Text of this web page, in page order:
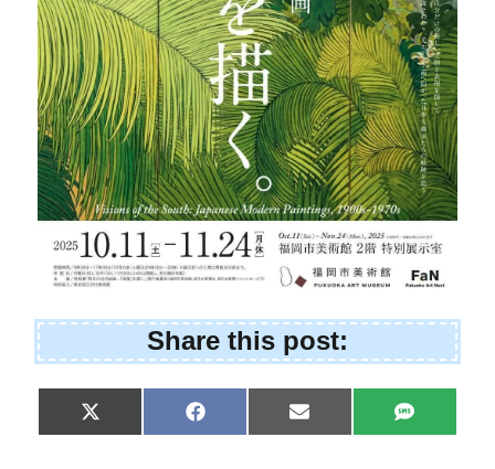
Share this post:
Share
on
X
(
Share
on
F
a
Share
on
E
m
Share
on
S
M